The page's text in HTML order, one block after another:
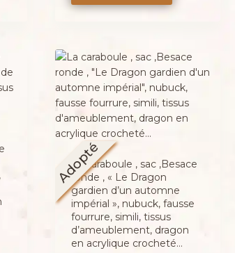
Adopté
La caraboule , sac ,Besace
ronde , « Le Dragon
gardien d’un automne
impérial », nubuck, fausse
fourrure, simili, tissus
d’ameublement, dragon
en acrylique crocheté…